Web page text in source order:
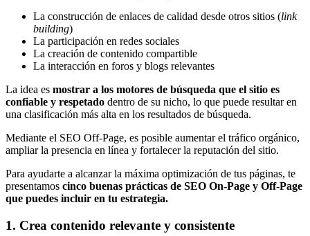
La construcción de enlaces de calidad desde otros sitios (link
building)
La participación en redes sociales
La creación de contenido compartible
La interacción en foros y blogs relevantes
La idea es mostrar a los motores de búsqueda que el sitio es
confiable y respetado dentro de su nicho, lo que puede resultar en
una clasificación más alta en los resultados de búsqueda.
Mediante el SEO Off-Page, es posible aumentar el tráfico orgánico,
ampliar la presencia en línea y fortalecer la reputación del sitio.
Para ayudarte a alcanzar la máxima optimización de tus páginas, te
presentamos cinco buenas prácticas de SEO On-Page y Off-Page
que puedes incluir en tu estrategia.
1. Crea contenido relevante y consistente